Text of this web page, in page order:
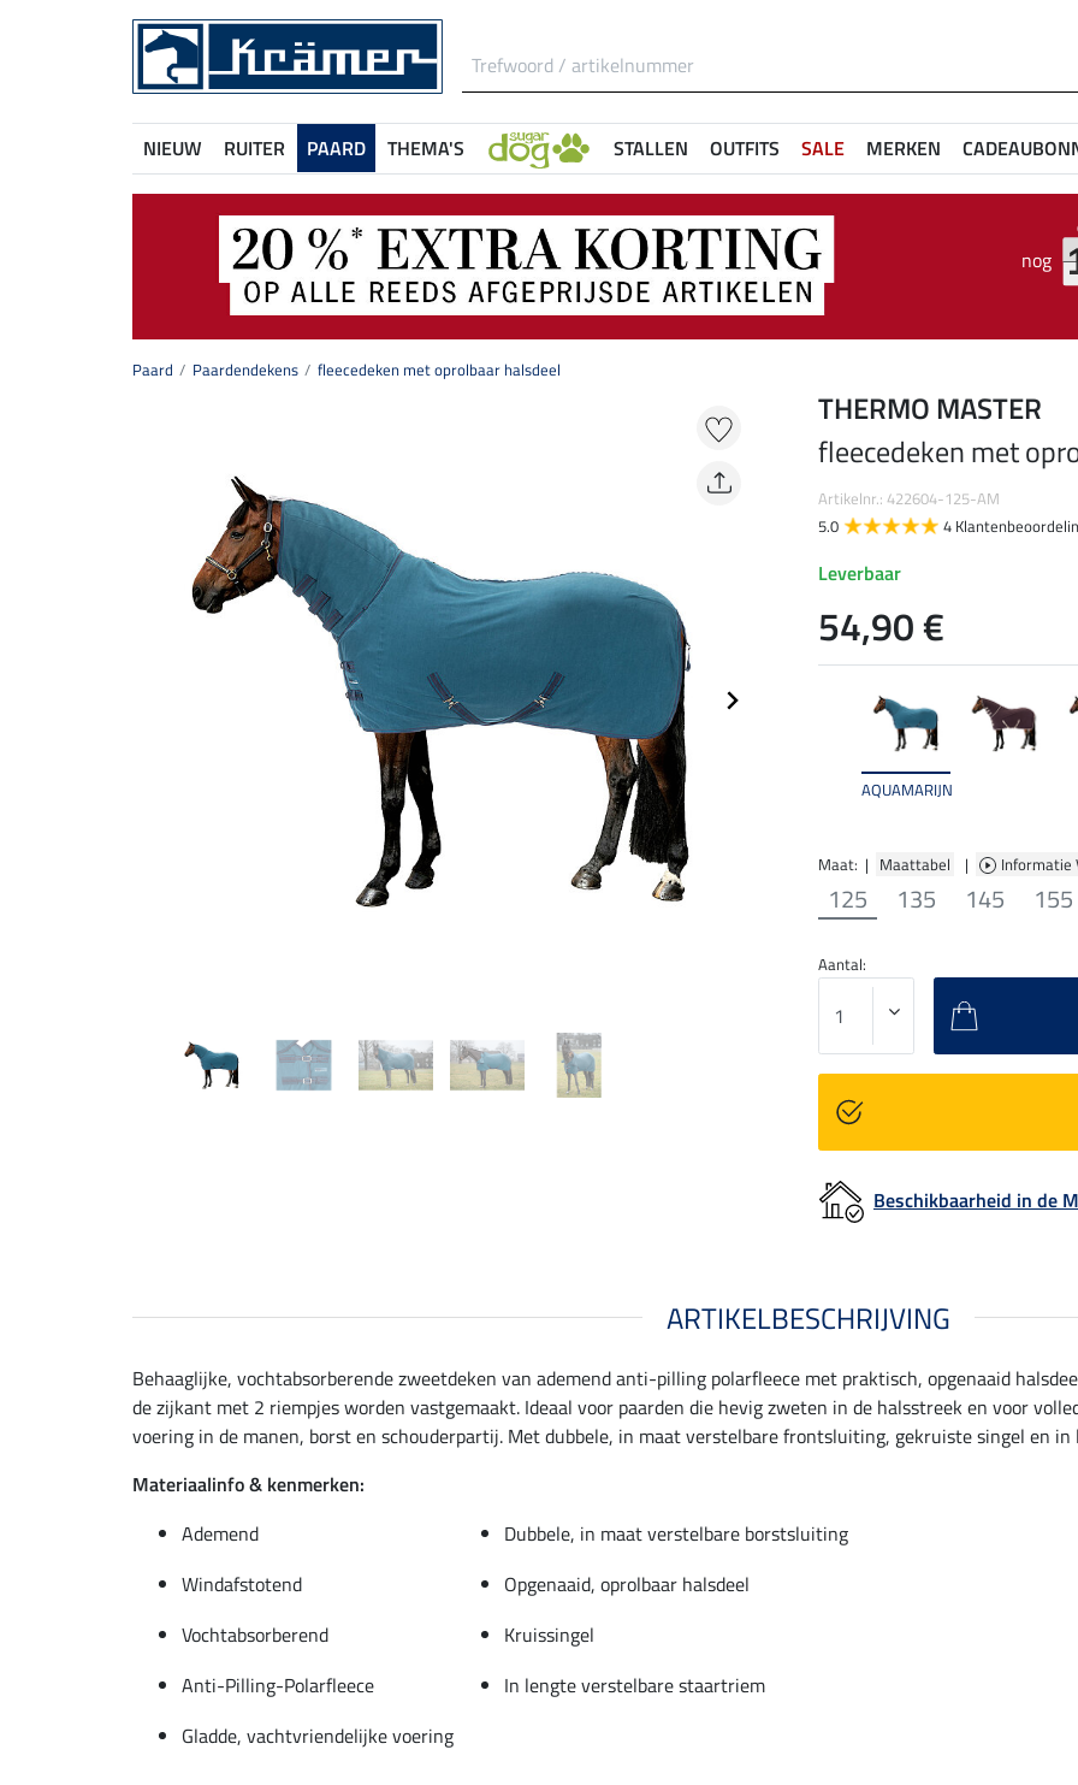
NIEUW RUITER PAARD THEMA'S STALLEN OUTFITS SALE MERKEN
nog
Paard Paardendekens fleecedeken met oprolbaar halsdeel
AQUAMARIJN
Maat: | Maattabel | Informatie
125 135 145 155
THERMO MASTER
fleecedeken met
Artikelnr.: 422604-125-AM
5.0
4
Leverbaar
54,90 €
Aantal:
Beschikbaarheid in de
ARTIKELBESCHRIJVING
Behaaglijke, vochtabsorberende zweetdeken van ademend anti-pilling polarfleece met praktisch, opgenaaid
de zijkant met 2 riempjes worden vastgemaakt. Ideaal voor paarden die hevig zweten in de halsstreek en voor
voering in de manen, borst en schouderpartij. Met dubbele, in maat verstelbare frontsluiting, gekruiste singel en
Materiaalinfo & kenmerken:
Ademend
Dubbele, in maat verstelbare borstsluiting
Windafstotend
Opgenaaid, oprolbaar halsdeel
Vochtabsorberend
Kruissingel
Anti-Pilling-Polarfleece
In lengte verstelbare staartriem
Gladde, vachtvriendelijke voering